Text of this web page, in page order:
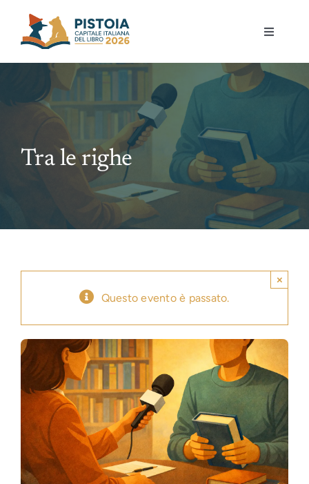
content
Toggle
Pistoia per la lettura
Mostre
Press
News
Login
Tra le righe
Questo evento è passato.
×